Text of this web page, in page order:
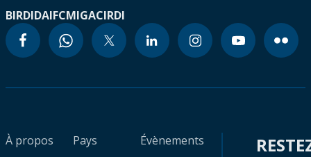
BIRDIDAIFCMIGACIRDI
À propos
Pays
Évènements